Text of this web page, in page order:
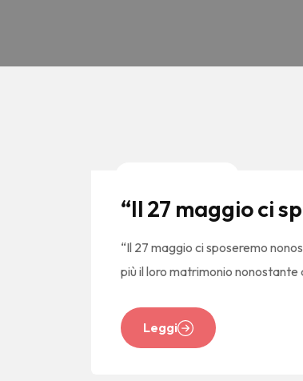
“Il 27 maggio ci
“Il 27 maggio ci sposeremo
più il loro matrimonio nonostante
Leggi